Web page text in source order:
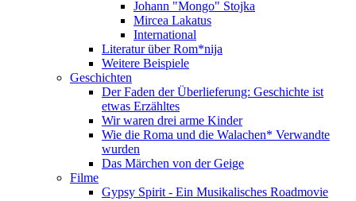
Johann "Mongo" Stojka
Mircea Lakatus
International
Literatur über Rom*nija
Weitere Beispiele
Geschichten
Der Faden der Überlieferung: Geschichte ist
etwas Erzähltes
Wir waren drei arme Kinder
Wie die Roma und die Walachen* Verwandte
wurden
Das Märchen von der Geige
Filme
Gypsy Spirit - Ein Musikalisches Roadmovie